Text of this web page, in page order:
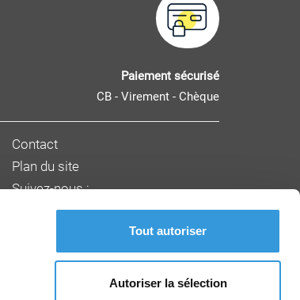
Tout autoriser
Autoriser la sélection
Paiement sécurisé
CB - Virement - Chèque
Contact
Plan du site
Suivez-nous :